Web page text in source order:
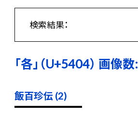
検索結果：
「各」（U+5404） 画像
飯百珍伝 (2)